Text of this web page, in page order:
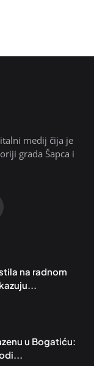
medij čija je
grada Šapca i
na radnom
u Bogatiću: